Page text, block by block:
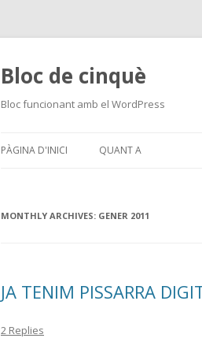
Bloc de cinquè
Bloc funcionant amb el WordPress
PÀGINA D'INICI QUANT A
MONTHLY ARCHIVES: GENER 2011
JA TENIM PISSARRA
2 Replies